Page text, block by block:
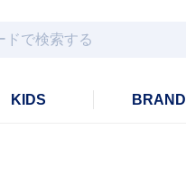
KIDS BRAND